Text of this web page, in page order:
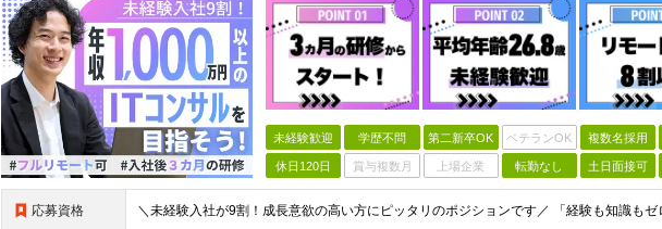
未経験歓迎 学歴不問 第二新卒OK ベテランOK 複数名採用
休日120日 賞与複数月 上場企業 転勤なし 土日面接可
応募資格